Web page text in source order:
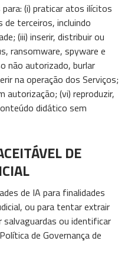
(i) praticar atos ilícitos
terceiros, incluindo
(iii) inserir, distribuir ou
ransomware, spyware e
não autorizado, burlar
na operação dos Serviços;
autorização; (vi) reproduzir,
didático sem
DE
de IA para finalidades
ou para tentar extrair
ou identificar
de Governança de